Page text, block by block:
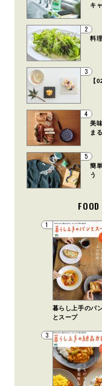
キ
2
料
3
【
4
美
まる
5
簡
う
1
暮らし上手のパ
とスープ
3